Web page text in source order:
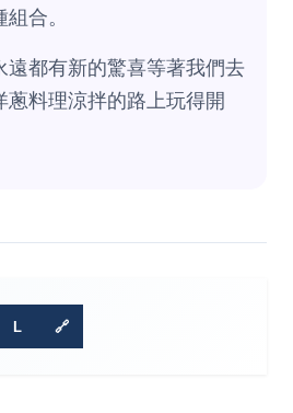
合。
遠都有新的驚喜等著我們去
蔥料理涼拌的路上玩得開
L 🔗